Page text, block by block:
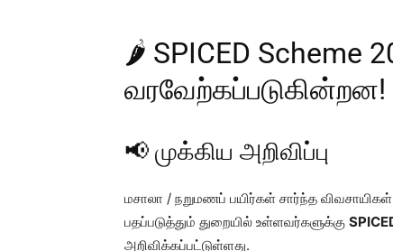
🌶️ SPICED
வரவேற்கப்படுகின்றன!
📢 முக்கிய அறிவிப்பு
மசாலா / நறுமணப் பயிர்கள் சார்ந்த
பதப்படுத்தும் துறையில் உள்ளவர்களுக்கு
அறிவிக்கப்பட்டுள்ளது.